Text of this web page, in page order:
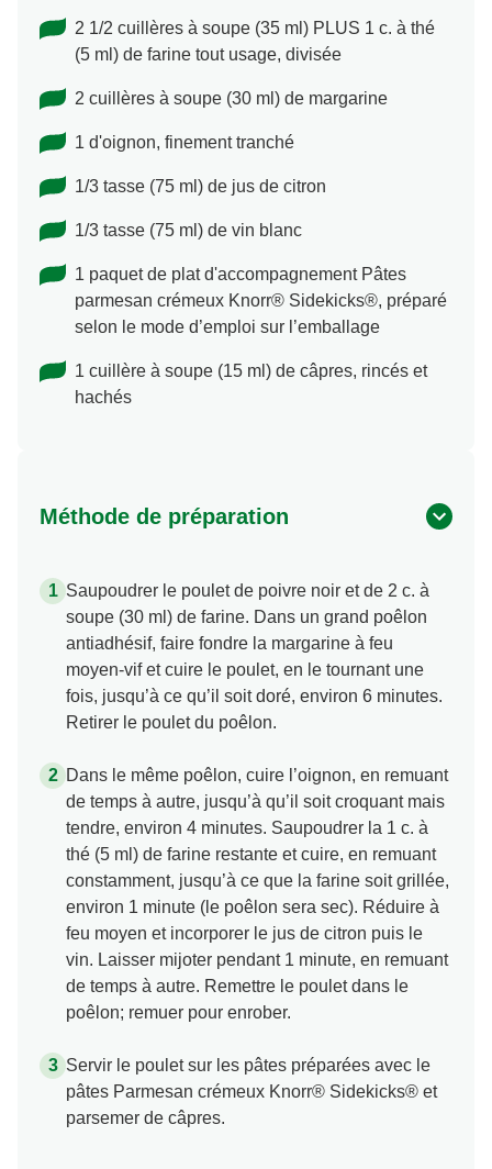
2 1/2 cuillères à soupe (35 ml) PLUS 1 c. à thé
(5 ml) de farine tout usage, divisée
2 cuillères à soupe (30 ml) de margarine
1 d'oignon, finement tranché
1/3 tasse (75 ml) de jus de citron
1/3 tasse (75 ml) de vin blanc
1 paquet de plat d'accompagnement Pâtes
parmesan crémeux Knorr® Sidekicks®, préparé
selon le mode d’emploi sur l’emballage
1 cuillère à soupe (15 ml) de câpres, rincés et
hachés
Méthode de préparation
Saupoudrer le poulet de poivre noir et de 2 c. à
soupe (30 ml) de farine. Dans un grand poêlon
antiadhésif, faire fondre la margarine à feu
moyen-vif et cuire le poulet, en le tournant une
fois, jusqu’à ce qu’il soit doré, environ 6 minutes.
Retirer le poulet du poêlon.
Dans le même poêlon, cuire l’oignon, en remuant
de temps à autre, jusqu’à qu’il soit croquant mais
tendre, environ 4 minutes. Saupoudrer la 1 c. à
thé (5 ml) de farine restante et cuire, en remuant
constamment, jusqu’à ce que la farine soit grillée,
environ 1 minute (le poêlon sera sec). Réduire à
feu moyen et incorporer le jus de citron puis le
vin. Laisser mijoter pendant 1 minute, en remuant
de temps à autre. Remettre le poulet dans le
poêlon; remuer pour enrober.
Servir le poulet sur les pâtes préparées avec le
pâtes Parmesan crémeux Knorr® Sidekicks® et
parsemer de câpres.